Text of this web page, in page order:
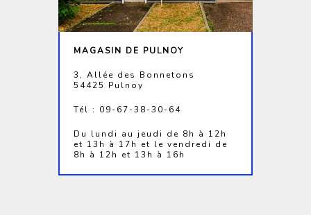
MAGASIN DE PULNOY
3, Allée des Bonnetons
54425 Pulnoy
Tél : 09-67-38-30-64
Du lundi au jeudi de 8h à 12h
et 13h à 17h et le vendredi de
8h à 12h et 13h à 16h